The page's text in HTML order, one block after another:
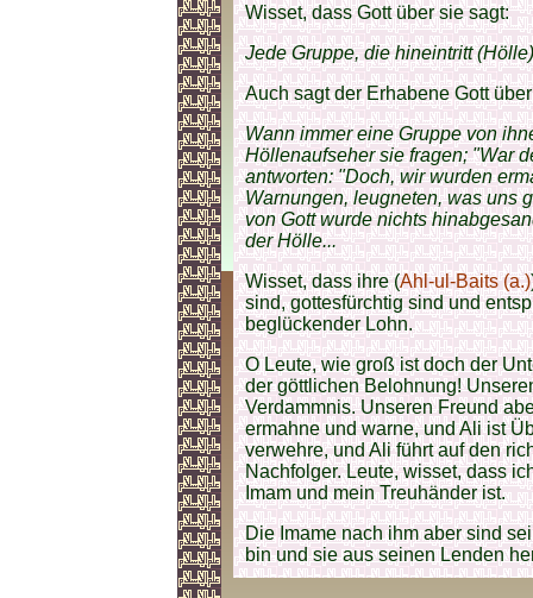
Wisset, dass Gott über sie sagt:
Jede Gruppe, die hineintritt
Auch sagt der Erhabene Gott
Wann immer eine Gruppe von
Höllenaufseher sie fragen; "War
antworten: "Doch, wir wurden
Warnungen, leugneten, was uns
von Gott wurde nichts
der Hölle...
Wisset, dass ihre (Ahl-ul-Baits (a.)
sind, gottesfürchtig sind und
beglückender Lohn.
O Leute, wie groß ist doch der
der göttlichen Belohnung!
Verdammnis. Unseren Freund
ermahne und warne, und Ali ist
verwehre, und Ali führt auf den
Nachfolger. Leute, wisset, dass
Imam und mein Treuhänder ist.
Die Imame nach ihm aber sind
bin und sie aus seinen Lenden